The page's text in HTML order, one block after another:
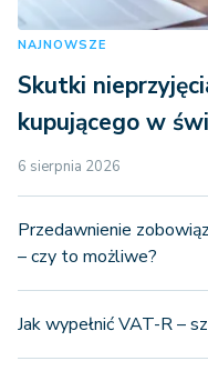
NAJNOWSZE
Skutki
kupującego w
6 sierpnia 2026
Przedawnienie
– czy to możliwe?
Jak wypełnić VAT-R –